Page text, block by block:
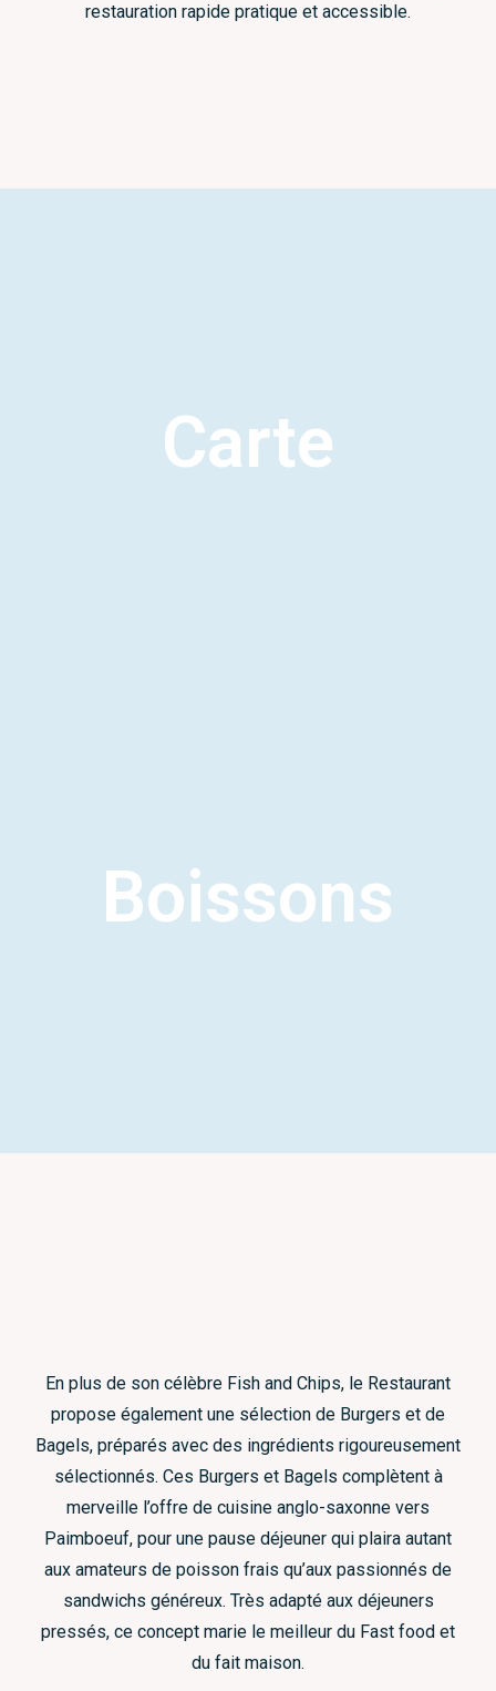
restauration rapide pratique et accessible.
Carte
Boissons
En plus de son célèbre Fish and Chips, le Restaurant
propose également une sélection de Burgers et de
Bagels, préparés avec des ingrédients rigoureusement
sélectionnés. Ces Burgers et Bagels complètent à
merveille l’offre de cuisine anglo-saxonne vers
Paimboeuf, pour une pause déjeuner qui plaira autant
aux amateurs de poisson frais qu’aux passionnés de
sandwichs généreux. Très adapté aux déjeuners
pressés, ce concept marie le meilleur du Fast food et
du fait maison.